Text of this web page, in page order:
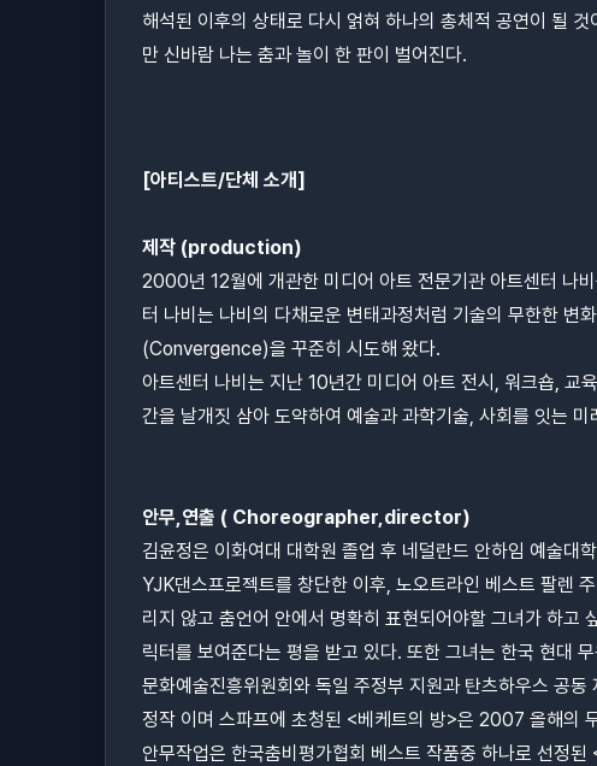
해석된 이후의 상태로 다시 얽혀 하나의 총체적 공연이 될
만 신바람 나는 춤과 놀이 한 판이 벌어진다.
[아티스트/단체 소개]
제작 (production)
2000년 12월에 개관한 미디어 아트 전문기관 아트센터 나
터 나비는 나비의 다채로운 변태과정처럼 기술의 무한한 변
(Convergence)을 꾸준히 시도해 왔다.
아트센터 나비는 지난 10년간 미디어 아트 전시, 워크숍, 교
간을 날개짓 삼아 도약하여 예술과 과학기술, 사회를 잇는
안무,연출 ( Choreographer,director)
김윤정은 이화여대 대학원 졸업 후 네덜란드 안하임 예술
YJK댄스프로젝트를 창단한 이후, 노오트라인 베스트 팔렌
리지 않고 춤언어 안에서 명확히 표현되어야할 그녀가 하고
릭터를 보여준다는 평을 받고 있다. 또한 그녀는 한국 현대
문화예술진흥위원회와 독일 주정부 지원과 탄츠하우스 공
정작 이며 스파프에 초청된 <베케트의 방>은 2007 올해의
안무작업은 한국춤비평가협회 베스트 작품중 하나로 선정